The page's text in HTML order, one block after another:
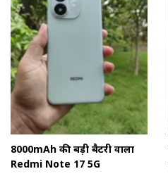
8000mAh की बड़ी बैटरी वाला
Redmi Note 17 5G